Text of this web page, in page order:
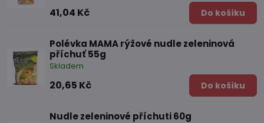
41,04 Kč Do košíku
Polévka MAMA rýžové nudle zeleninová
příchuť 55g
Skladem
20,65 Kč Do košíku
Nudle zeleninové příchuti 60g